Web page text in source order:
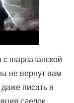
с шарлатанской
не вернут вам
писать в